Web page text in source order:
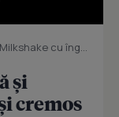
Milkshake cu înghețată și ciocolată - Gust intens și cremos
și
cremos